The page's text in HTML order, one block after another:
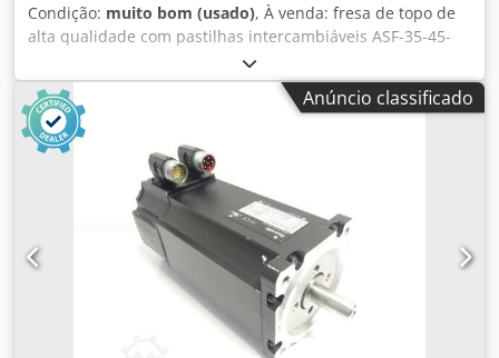
Condição: muito bom (usado), À venda: fresa de topo de
alta qualidade com pastilhas intercambiáveis ASF-35-45-
20, montada em suporte SK40. Ferramenta profissional
para desbaste e acabamento, ideal para centros de
usinagem CNC e fresadoras convencionais. O design da
cabeça com ângulo de ataque de 45° proporciona
excelente desempenho de corte, maior vida útil das
pastilhas e superfície lisa da peça usinada. • Tipo: fresa de
topo com pastilhas • Modelo: ASF-35-45-20 • Fixação: SK40 /
DIN 69871 • Ângulo de ataque: 45° • Número de
alojamentos para pastilhas: aprox. 6–8 • Aplicação:
fresamento de aço, ferro fundido, aço inoxidável e outros
materiais de construção • Estado: usado – muito bom,
pronto para uso. Codpfx Aexk T Igeb Herf
Anúncio classificado